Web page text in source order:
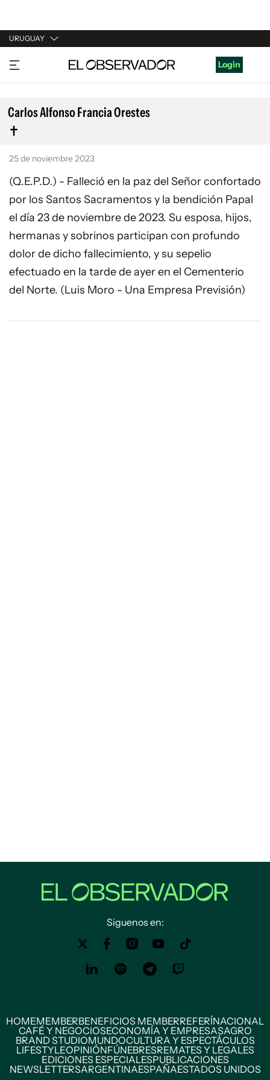
URUGUAY
URUGUAY
ARGENTINA
ESPAÑA
ESTADOS UNIDOS
Login
Carlos Alfonso Francia Orestes
25 de noviembre 2023
(Q.E.P.D.) - Falleció en la paz del Señor confortado
por los Santos Sacramentos y la bendición Papal
el día 23 de noviembre de 2023. Su esposa, hijos,
hermanas y sobrinos participan con profundo
dolor de dicho fallecimiento, y su sepelio
efectuado en la tarde de ayer en el Cementerio
del Norte. (Luis Moro - Una Empresa Previsión)
Siguenos en:
HOMEMEMBERBENEFICIOS MEMBERREFERÍNACIONAL
CAFÉ Y NEGOCIOSECONOMÍA Y EMPRESASAGRO
BRAND STUDIOMUNDOCULTURA Y ESPECTÁCULOS
LIFESTYLEOPINIÓNFÚNEBRESREMATES Y LEGALES
EDICIONES ESPECIALESPUBLICACIONES
NEWSLETTERSARGENTINAESPAÑAESTADOS UNIDOS